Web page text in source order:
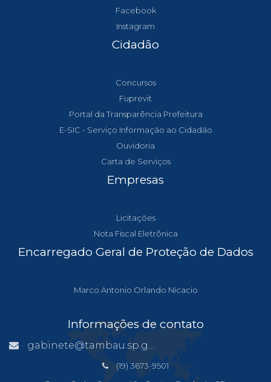
Facebook
Instagram
Cidadão
Concursos
Fuprevit
Portal da Transparência Prefeitura
E-SIC - Serviço Informação ao Cidadão
Ouvidoria
Carta de Serviços
Empresas
Licitações
Nota Fiscal Eletrônica
Encarregado Geral de Proteção de Dados
Marco Antonio Orlando Nicacio
Informações de contato
gabinete@tambau.sp.gov.br
(19) 3673-9501